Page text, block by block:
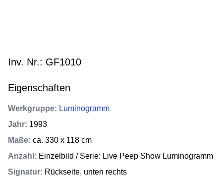
Inv. Nr.: GF1010
Eigenschaften
Werkgruppe: Luminogramm
Jahr: 1993
Maße: ca. 330 x 118 cm
Anzahl : Einzelbild / Serie: Live Peep Show Luminogramm
Signatur: Rückseite, unten rechts